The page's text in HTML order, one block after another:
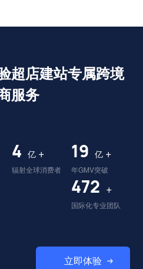
超店建站专属跨境
服务
4 亿 +
辐射全球消费者
19 亿 +
年GMV突破
487 +
国际化专业团队
立即体验